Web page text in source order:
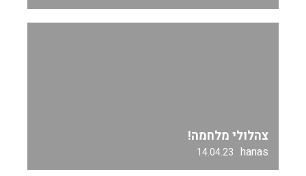
צהלולי מלחמה!
hanas
14.04.23